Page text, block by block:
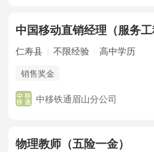
仁寿县 不限经验 高中学历
销售奖金
中移铁通眉山分公司
物理教师（五险一金）